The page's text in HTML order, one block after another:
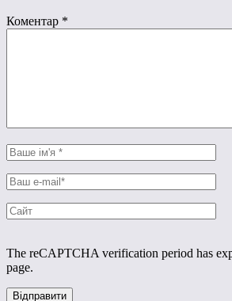
Коментар *
The reCAPTCHA verification period has
page.